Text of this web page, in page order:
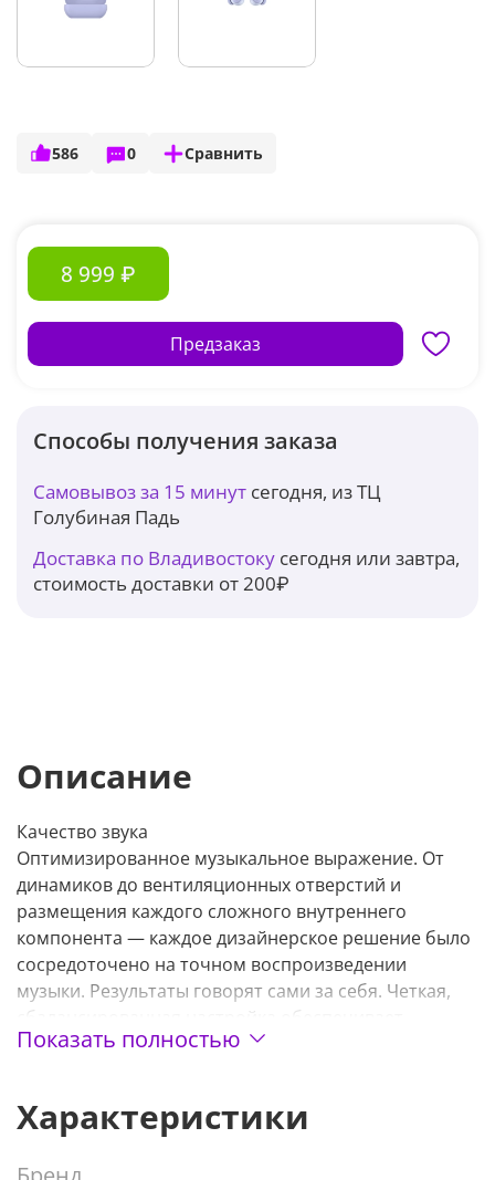
586 0 Сравнить
8 999 ₽
Предзаказ
Способы получения заказа
Самовывоз за 15 минут сегодня, из ТЦ
Голубиная Падь
Доставка по Владивостоку сегодня или завтра,
стоимость доставки от 200₽
Описание
Качество звука
Оптимизированное музыкальное выражение. От
динамиков до вентиляционных отверстий и
размещения каждого сложного внутреннего
компонента — каждое дизайнерское решение было
сосредоточено на точном воспроизведении
музыки. Результаты говорят сами за себя. Четкая,
сбалансированная настройка обеспечивает
широкий диапазон и эмоциональные нюансы
Показать полностью
Характеристики